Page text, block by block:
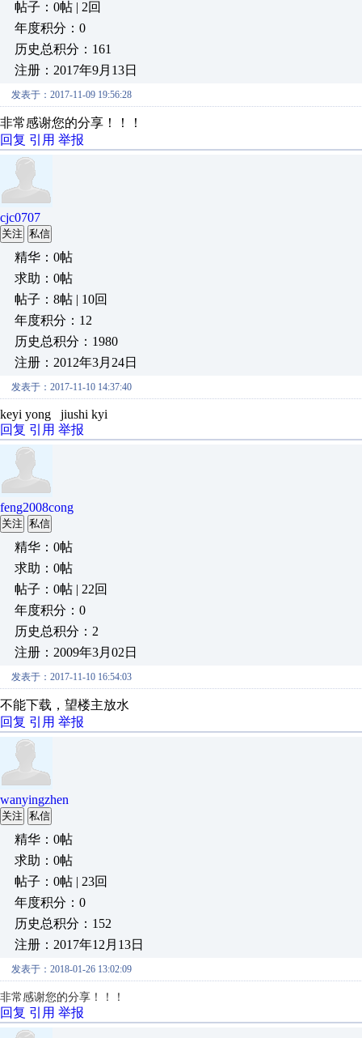
帖子：0帖 | 2回
年度积分：0
历史总积分：161
注册：2017年9月13日
发表于：2017-11-09 19:56:28
非常感谢您的分享！！！
回复 引用 举报
cjc0707
关注 私信
精华：0帖
求助：0帖
帖子：8帖 | 10回
年度积分：12
历史总积分：1980
注册：2012年3月24日
发表于：2017-11-10 14:37:40
keyi yong jiushi kyi
回复 引用 举报
feng2008cong
关注 私信
精华：0帖
求助：0帖
帖子：0帖 | 22回
年度积分：0
历史总积分：2
注册：2009年3月02日
发表于：2017-11-10 16:54:03
不能下载，望楼主放水
回复 引用 举报
wanyingzhen
关注 私信
精华：0帖
求助：0帖
帖子：0帖 | 23回
年度积分：0
历史总积分：152
注册：2017年12月13日
发表于：2018-01-26 13:02:09
非常感谢您的分享！！！
回复 引用 举报